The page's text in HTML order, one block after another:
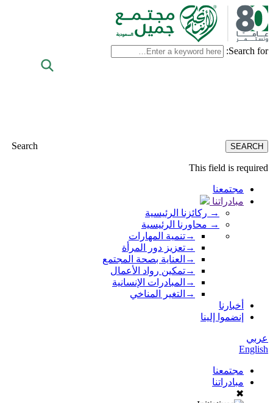
Search for:
Search
This field is required
مجتمعنا
مبادراتنا
→ ركائزنا الرئيسية
→ محاورنا الرئيسية
→تنمية المهارات
→تعزيز دور المرأة
→ العناية بصحة المجتمع
→تمكين رواد الأعمال
→ المبادرات الإنسانية
→ التغير المناخي
أخبارنا
إنضموا إلينا
عربي
English
مجتمعنا
مبادراتنا
✖